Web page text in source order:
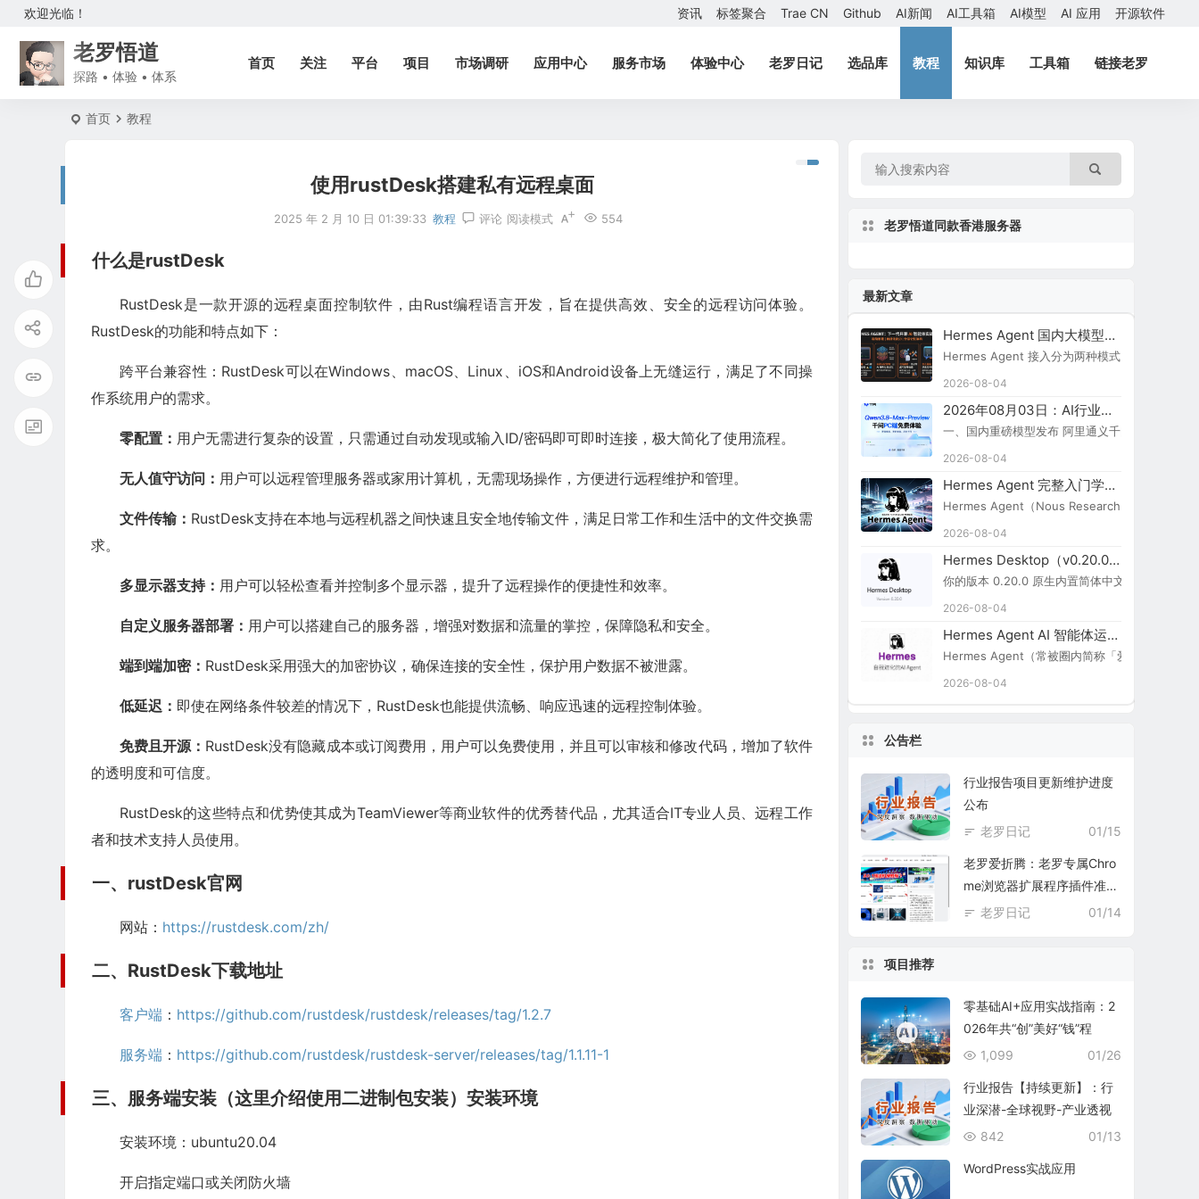
欢迎光临！ 资讯 标签聚合 Trae CN Github AI新闻 AI工具箱 AI模型 AI 应用 开源软件
老罗悟道
探路 • 体验 • 体系
首页 关注 平台 项目 市场调研 应用中心 服务市场 体验中心 老罗日记 选品库 教程 知识库 工具箱 链接老罗
首页 教程
使用rustDesk搭建私有远程桌面
2025 年 2 月 10 日 01:39:33 教程 评论 554
阅读模式
什么是rustDesk
‌RustDesk‌是一款开源的远程桌面控制软件，由Rust编程语言开发，旨在提供高效、安全的远程访问体验。
RustDesk的功能和特点如下：
‌跨平台兼容性‌：RustDesk可以在Windows、macOS、Linux、iOS和Android设备上无缝运行，满足了不同操
作系统用户的需求‌。
‌零配置‌： 用户无需进行复杂的设置，只需通过自动发现或输入ID/密码即可即时连接，极大简化了使用流程‌。
‌无人值守访问‌： 用户可以远程管理服务器或家用计算机，无需现场操作，方便进行远程维护和管理‌。
‌文件传输‌： RustDesk支持在本地与远程机器之间快速且安全地传输文件，满足日常工作和生活中的文件交换需
求‌。
‌多显示器支持‌： 用户可以轻松查看并控制多个显示器，提升了远程操作的便捷性和效率‌。
‌自定义服务器部署‌： 用户可以搭建自己的服务器，增强对数据和流量的掌控，保障隐私和安全‌。
端到端加密‌： RustDesk采用强大的加密协议，确保连接的安全性，保护用户数据不被泄露‌。
‌低延迟‌： 即使在网络条件较差的情况下，RustDesk也能提供流畅、响应迅速的远程控制体验‌。
‌免费且开源‌： RustDesk没有隐藏成本或订阅费用，用户可以免费使用，并且可以审核和修改代码，增加了软件
的透明度和可信度‌。
RustDesk的这些特点和优势使其成为TeamViewer等商业软件的优秀替代品，尤其适合IT专业人员、远程工作
者和技术支持人员使用。
一、rustDesk官网
网站： https://rustdesk.com/zh/
二、RustDesk下载地址
客户端 ： https://github.com/rustdesk/rustdesk/releases/tag/1.2.7
服务端 ： https://github.com/rustdesk/rustdesk-server/releases/tag/1.1.11-1
三、服务端安装（这里介绍使用二进制包安装）安装环境
安装环境：ubuntu20.04
开启指定端口或关闭防火墙
老罗悟道同款香港服务器
最新文章
Hermes Agent 国内大模型接入指南
Hermes Agent 接入分为两种模式：原生内置
2026-08-04
2026年08月03日：AI行业新闻简报
一、国内重磅模型发布 阿里通义千问
2026-08-04
Hermes Agent 完整入门学习路线图
Hermes Agent（Nous Research）：开源自进
2026-08-04
Hermes Desktop（v0.20.0）切换简体中文步骤
你的版本 0.20.0 原生内置简体中文，无需额外
2026-08-04
Hermes Agent AI 智能体运行引擎
Hermes Agent（常被圈内简称「爱马仕 Agent
2026-08-04
公告栏
行业报告项目更新维护进度
公布
01/15
老罗日记
老罗爱折腾：老罗专属Chro
me浏览器扩展程序插件准备
中
01/14
老罗日记
项目推荐
零基础AI+应用实战指南：2
026年共“创”美好“钱”程
01/26
1,099
行业报告【持续更新】：行
业深潜-全球视野-产业透视
01/13
842
WordPress实战应用